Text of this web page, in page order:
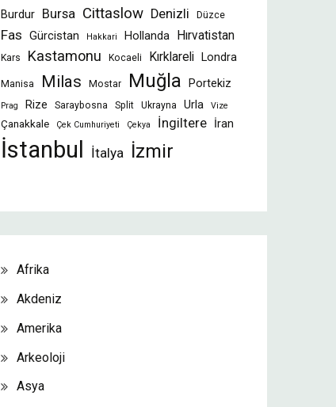
Burdur Bursa Cittaslow Denizli Düzce
Fas Gürcistan Hakkari Hollanda Hırvatistan
Kars Kastamonu Kocaeli Kırklareli Londra
Manisa Milas Mostar Muğla Portekiz
Prag Rize Saraybosna Split Ukrayna Urla Vize
Çanakkale Çek Cumhuriyeti Çekya İngiltere İran
İstanbul İtalya İzmir
Afrika
Akdeniz
Amerika
Arkeoloji
Asya